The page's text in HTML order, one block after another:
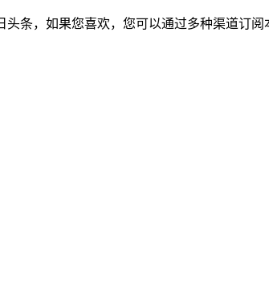
条，如果您喜欢，您可以通过多种渠道订